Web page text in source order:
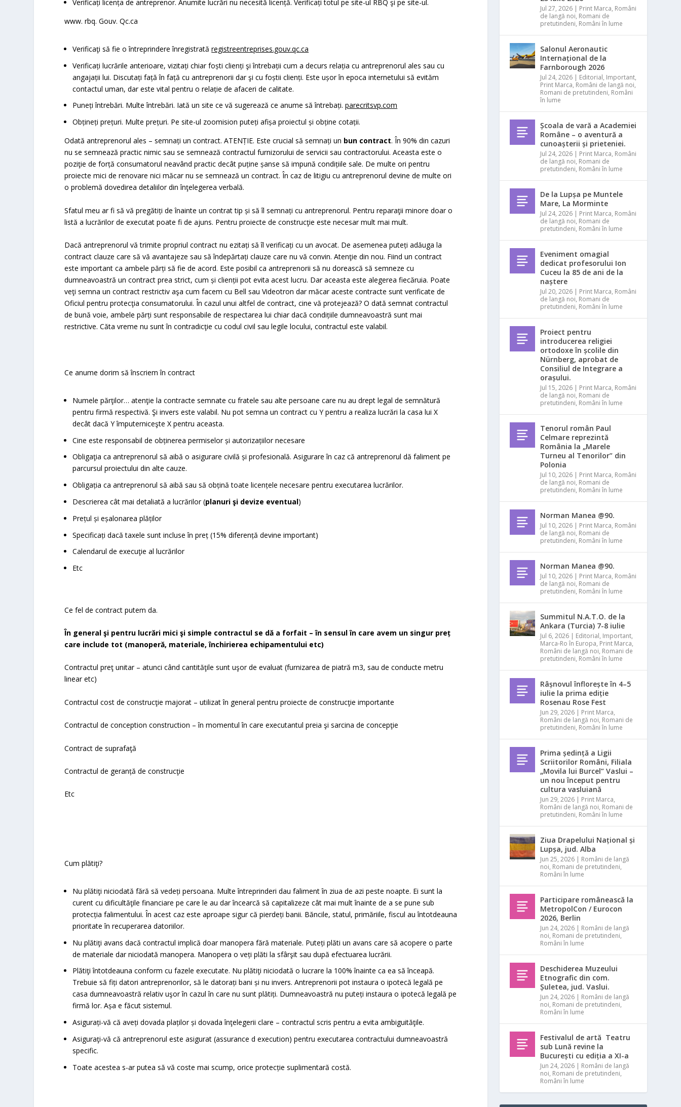
Verificați licența de antreprenor. Anumite lucrări nu necesită licență. Verificați totul pe site-ul RBQ şi pe site-ul.
www. rbq. Gouv. Qc.ca
Verificaţi să fie o întreprindere înregistratăregistreentreprises.gouv.qc.ca
Verificați lucrările anterioare, vizitați chiar foști clienți şi întrebații cum a decurs relația cu antreprenorul ales sau cu
angajații lui. Discutați față în față cu antreprenorii dar şi cu foștii clienți. Este ușor în epoca internetului să evităm
contactul uman, dar este vital pentru o relație de afaceri de calitate.
Puneți întrebări. Multe întrebări. Iată un site ce vă sugerează ce anume să întrebați.parecritsvp.com
Obțineți prețuri. Multe prețuri. Pe site-ul zoomision puteți afișa proiectul și obține cotații.
Odată antreprenorul ales – semnați un contract. ATENȚIE. Este crucial să semnați un bun contract. În 90% din cazuri
nu se semnează practic nimic sau se semnează contractul furnizorului de servicii sau contractorului. Aceasta este o
poziţie de forță consumatorul neavând practic decât puține șanse să impună condițiile sale. De multe ori pentru
proiecte mici de renovare nici măcar nu se semnează un contract. În caz de litigiu cu antreprenorul devine de multe ori
o problemă dovedirea detaliilor din înţelegerea verbală.
Sfatul meu ar fi să vă pregătiți de înainte un contrat tip și să îl semnați cu antreprenorul. Pentru reparaţii minore doar o
listă a lucrărilor de executat poate fi de ajuns. Pentru proiecte de construcţie este necesar mult mai mult.
Dacă antreprenorul vă trimite propriul contract nu ezitați să îl verificați cu un avocat. De asemenea puteți adăuga la
contract clauze care să vă avantajeze sau să îndepărtați clauze care nu vă convin. Atenţie din nou. Fiind un contract
este important ca ambele părți să fie de acord. Este posibil ca antreprenorii să nu dorească să semneze cu
dumneavoastră un contract prea strict, cum și clienții pot evita acest lucru. Dar aceasta este alegerea fiecăruia. Poate
veţi semna un contract restrictiv aşa cum facem cu Bell sau Videotron dar măcar aceste contracte sunt verificate de
Oficiul pentru protecţia consumatorului. În cazul unui altfel de contract, cine vă protejează? O dată semnat contractul
de bună voie, ambele părți sunt responsabile de respectarea lui chiar dacă condițiile dumneavoastră sunt mai
restrictive. Căta vreme nu sunt în contradicţie cu codul civil sau legile locului, contractul este valabil.
Ce anume dorim să înscriem în contract
Numele părţilor… atenţie la contracte semnate cu fratele sau alte persoane care nu au drept legal de semnătură
pentru firmă respectivă. Şi invers este valabil. Nu pot semna un contract cu Y pentru a realiza lucrări la casa lui X
decât dacă Y împuterniceşte X pentru aceasta.
Cine este responsabil de obținerea permiselor și autorizațiilor necesare
Obligaţia ca antreprenorul să aibă o asigurare civilă și profesională. Asigurare în caz că antreprenorul dă faliment pe
parcursul proiectului din alte cauze.
Obligația ca antreprenorul să aibă sau să obțină toate licențele necesare pentru executarea lucrărilor.
Descrierea cât mai detaliată a lucrărilor (planuri şi devize eventual)
Prețul și eșalonarea plăților
Specificați dacă taxele sunt incluse în preț (15% diferență devine important)
Calendarul de execuţie al lucrărilor
Etc
Ce fel de contract putem da.
În general şi pentru lucrări mici şi simple contractul se dă a forfait – în sensul în care avem un singur preț
care include tot (manoperă, materiale, închirierea echipamentului etc)
Contractul preţ unitar – atunci când cantităţile sunt uşor de evaluat (furnizarea de piatră m3, sau de conducte metru
linear etc)
Contractul cost de construcţie majorat – utilizat în general pentru proiecte de construcţie importante
Contractul de conception construction – în momentul în care executantul preia şi sarcina de concepţie
Contract de suprafaţă
Contractul de geranță de construcţie
Etc
Cum plătiţi?
Nu plătiţi niciodată fără să vedeți persoana. Multe întreprinderi dau faliment în ziua de azi peste noapte. Ei sunt la
curent cu dificultăţile financiare pe care le au dar încearcă să capitalizeze cât mai mult înainte de a se pune sub
protecția falimentului. În acest caz este aproape sigur că pierdeți banii. Băncile, statul, primăriile, fiscul au întotdeauna
prioritate în recuperarea datoriilor.
Nu plătiţi avans dacă contractul implică doar manopera fără materiale. Puteți plăti un avans care să acopere o parte
de materiale dar niciodată manopera. Manopera o veți plăti la sfârşit sau după efectuarea lucrării.
Plătiţi întotdeauna conform cu fazele executate. Nu plătiţi niciodată o lucrare la 100% înainte ca ea să înceapă.
Trebuie să fiți datori antreprenorilor, să le datorați bani și nu invers. Antreprenorii pot instaura o ipotecă legală pe
casa dumneavoastră relativ uşor în cazul în care nu sunt plătiți. Dumneavoastră nu puteți instaura o ipotecă legală pe
firmă lor. Așa e făcut sistemul.
Asigurați-vă că aveți dovada plaților și dovada înţelegerii clare – contractul scris pentru a evita ambiguităţile.
Asiguraţi-vă că antreprenorul este asigurat (assurance d execution) pentru executarea contractului dumneavoastră
specific.
Toate acestea s-ar putea să vă coste mai scump, orice protecție suplimentară costă.
Jul 27, 2026 | Print Marca, Români
de langă noi, Romani de
pretutindeni, Români în lume
Salonul Aeronautic
Internațional de la
Farnborough 2026
Jul 24, 2026 | Editorial, Important,
Print Marca, Români de langă noi,
Romani de pretutindeni, Români
în lume
Școala de vară a Academiei
Române – o aventură a
cunoașterii și prieteniei.
Jul 24, 2026 | Print Marca, Români
de langă noi, Romani de
pretutindeni, Români în lume
De la Lupșa pe Muntele
Mare, La Morminte
Jul 24, 2026 | Print Marca, Români
de langă noi, Romani de
pretutindeni, Români în lume
Eveniment omagial
dedicat profesorului Ion
Cuceu la 85 de ani de la
naștere
Jul 20, 2026 | Print Marca, Români
de langă noi, Romani de
pretutindeni, Români în lume
Proiect pentru
introducerea religiei
ortodoxe în școlile din
Nürnberg, aprobat de
Consiliul de Integrare a
orașului.
Jul 15, 2026 | Print Marca, Români
de langă noi, Romani de
pretutindeni, Români în lume
Tenorul român Paul
Celmare reprezintă
România la „Marele
Turneu al Tenorilor” din
Polonia
Jul 10, 2026 | Print Marca, Români
de langă noi, Romani de
pretutindeni, Români în lume
Norman Manea @90.
Jul 10, 2026 | Print Marca, Români
de langă noi, Romani de
pretutindeni, Români în lume
Norman Manea @90.
Jul 10, 2026 | Print Marca, Români
de langă noi, Romani de
pretutindeni, Români în lume
Summitul N.A.T.O. de la
Ankara (Turcia) 7-8 iulie
Jul 6, 2026 | Editorial, Important,
Marca-Ro în Europa, Print Marca,
Români de langă noi, Romani de
pretutindeni, Români în lume
Râșnovul înflorește în 4–5
iulie la prima ediție
Rosenau Rose Fest
Jun 29, 2026 | Print Marca,
Români de langă noi, Romani de
pretutindeni, Români în lume
Prima ședință a Ligii
Scriitorilor Români, Filiala
„Movila lui Burcel” Vaslui –
un nou început pentru
cultura vasluiană
Jun 29, 2026 | Print Marca,
Români de langă noi, Romani de
pretutindeni, Români în lume
Ziua Drapelului Național și
Lupșa, jud. Alba
Jun 25, 2026 | Români de langă
noi, Romani de pretutindeni,
Români în lume
Participare românească la
MetropolCon / Eurocon
2026, Berlin
Jun 24, 2026 | Români de langă
noi, Romani de pretutindeni,
Români în lume
Deschiderea Muzeului
Etnografic din com.
Șuletea, jud. Vaslui.
Jun 24, 2026 | Români de langă
noi, Romani de pretutindeni,
Români în lume
Festivalul de artă Teatru
sub Lună revine la
București cu ediția a XI-a
Jun 24, 2026 | Români de langă
noi, Romani de pretutindeni,
Români în lume